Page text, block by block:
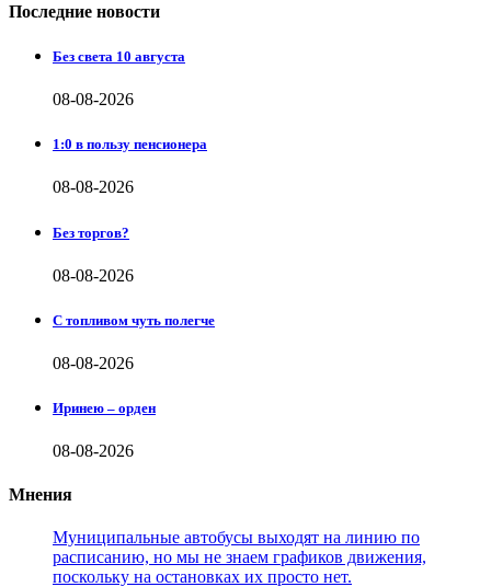
Последние новости
Без света 10 августа
08-08-2026
1:0 в пользу пенсионера
08-08-2026
Без торгов?
08-08-2026
С топливом чуть полегче
08-08-2026
Иринею – орден
08-08-2026
Мнения
Муниципальные автобусы выходят на линию по
расписанию, но мы не знаем графиков движения,
поскольку на остановках их просто нет.